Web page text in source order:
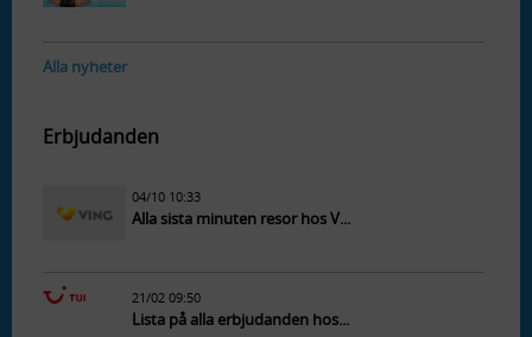
Alla nyheter
Erbjudanden
04/10 10:33
Alla sista minuten resor hos V...
21/02 09:50
Lista på alla erbjudanden hos...